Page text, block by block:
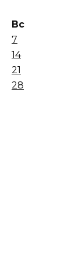
Вс
7
14
21
28